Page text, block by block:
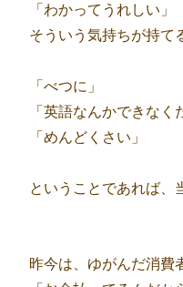
「わかってうれしい」
そういう気持ちが持て
「べつに」
「英語なんかできなく
「めんどくさい」
ということであれば、
昨今は、ゆがんだ消費